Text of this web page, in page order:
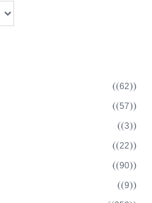
(62)
(57)
(3)
(22)
(90)
(9)